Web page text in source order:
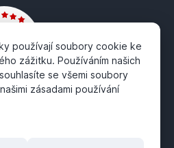
používají soubory cookie ke
zážitku. Používáním našich
se všemi soubory
zásadami používání